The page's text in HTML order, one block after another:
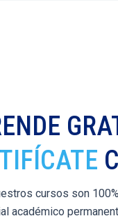
cursos son
académico